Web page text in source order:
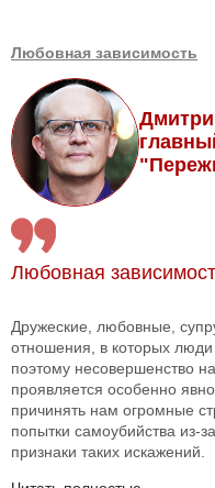
Любовная зависимость
Любовная
Дружеские, любовные,
отношения, в которых люди
поэтому несовершенство
проявляется особенно
причинять нам огромные
попытки самоубийства
признаки таких искажений.